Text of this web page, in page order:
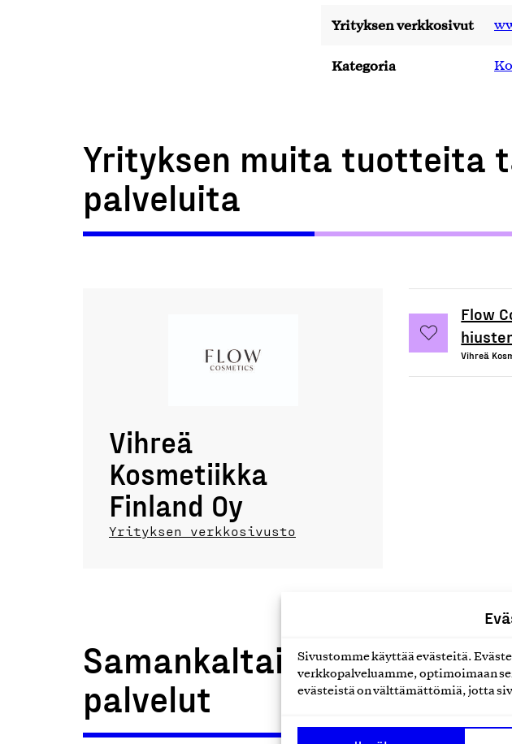
Sivustomme käyttää evästeitä.
verkkopalveluamme, optimoimaan
evästeistä on välttämättömiä, jotta
Yrityksen verkkosivut
Kategoria
Yrityksen muita tuotteita
palveluita
Vihreä
Kosmetiikka
Finland Oy
Yrityksen verkkosivusto
Flow
Vihreä
Samankaltaiset tuotteet
palvelut